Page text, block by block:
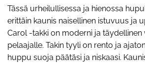
Tässä urheilullisessa ja hienossa
erittäin kaunis naisellinen istuvuus ja
Carol -takki on moderni ja
pelaajalle. Takin tyyli on rento ja
huppu suoja päätäsi ja niskaasi.